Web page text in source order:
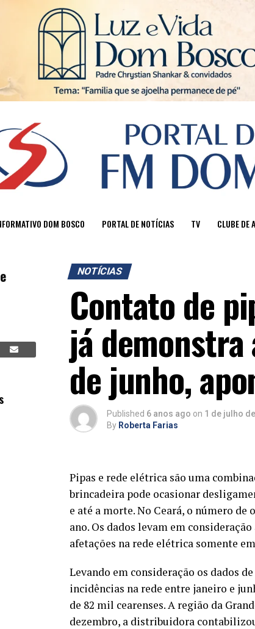
DOM BOSCO PORTAL DE NOTÍCIAS TV CLUBE DE
NOTÍCIAS
Contato de
já
de junho,
Published 6 anos ago on 1 de julho
By Roberta Farias
Pipas e rede elétrica são uma
brincadeira pode ocasionar
e até a morte. No Ceará, o número de
ano. Os dados levam em
afetações na rede elétrica somente
Levando em consideração os dados
incidências na rede entre janeiro e
de 82 mil cearenses. A região da
dezembro, a distribuidora
Sair da versão mobile